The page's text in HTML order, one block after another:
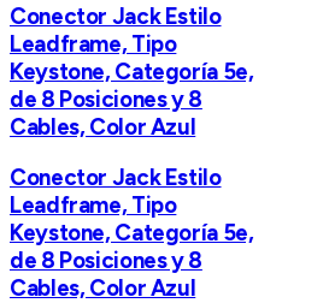
Conector Jack Estilo
Leadframe, Tipo
Keystone, Categoría 5e,
de 8 Posiciones y 8
Cables, Color Azul
Conector Jack Estilo
Leadframe, Tipo
Keystone, Categoría 5e,
de 8 Posiciones y 8
Cables, Color Azul